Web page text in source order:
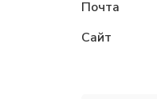
Почта
Сайт